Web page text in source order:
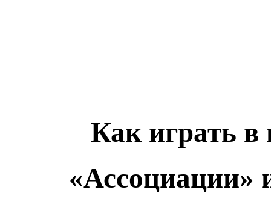
Как играть
«Ассоциации»